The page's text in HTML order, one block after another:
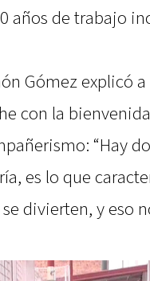
años de trabajo
Gómez explicó a
con la
“Hay
es lo que
divierten, y eso